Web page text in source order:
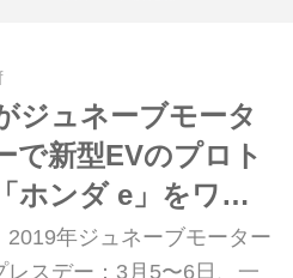
ジュネーブモータ
で新型EVのプロト
ホンダ e」をワー
ミア！
2019年ジュネーブモーター
レスデー：3月5〜6日、一